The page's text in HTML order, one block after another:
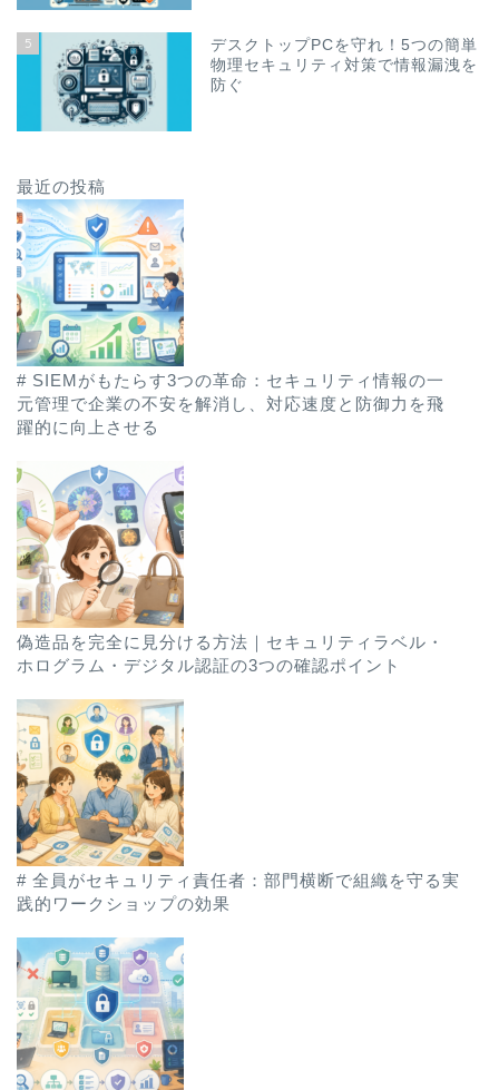
5
デスクトップPCを守れ！5つの簡単
物理セキュリティ対策で情報漏洩を
防ぐ
最近の投稿
# SIEMがもたらす3つの革命：セキュリティ情報の一
元管理で企業の不安を解消し、対応速度と防御力を飛
躍的に向上させる
偽造品を完全に見分ける方法｜セキュリティラベル・
ホログラム・デジタル認証の3つの確認ポイント
# 全員がセキュリティ責任者：部門横断で組織を守る実
践的ワークショップの効果